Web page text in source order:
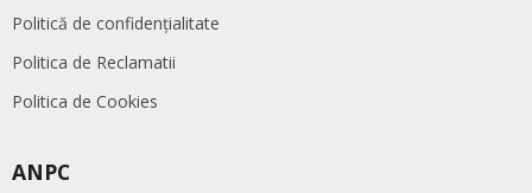
Politică de confidențialitate
Politica de Reclamatii
Politica de Cookies
ANPC